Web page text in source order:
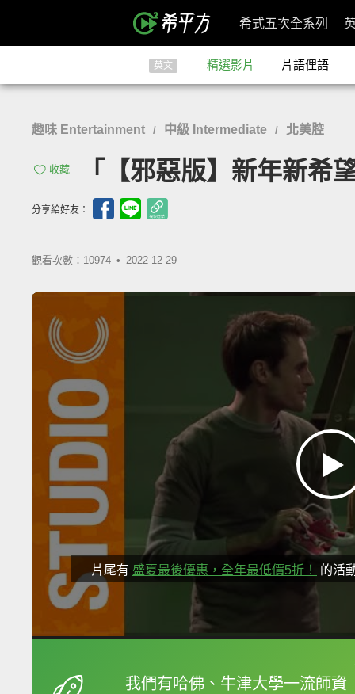
希式五次全系列
英文 精選影片 片語俚語
趣味 Entertainment / 中級 Intermediate / 北美腔
收藏 「【邪惡版】新年新
分享給好友：
觀看次數：10974 • 2022-12-29
片尾有 盛夏最後優惠，全年最低價5折！ 的活
我們有哈佛、牛津大學一流師資
框選或點兩下字幕可